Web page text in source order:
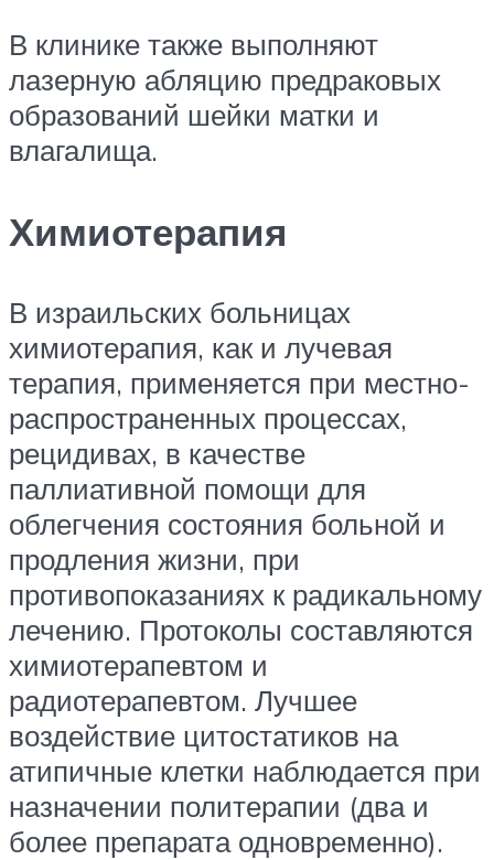
В клинике также выполняют
лазерную абляцию предраковых
образований шейки матки и
влагалища.
Химиотерапия
В израильских больницах
химиотерапия, как и лучевая
терапия, применяется при местно-
распространенных процессах,
рецидивах, в качестве
паллиативной помощи для
облегчения состояния больной и
продления жизни, при
противопоказаниях к радикальному
лечению. Протоколы составляются
химиотерапевтом и
радиотерапевтом. Лучшее
воздействие цитостатиков на
атипичные клетки наблюдается при
назначении политерапии (два и
более препарата одновременно).